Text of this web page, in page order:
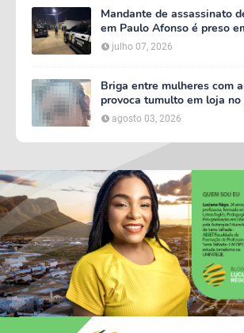
Mandante de assassinato
em Paulo Afonso é preso
Talhada; suspeito
vítima
julho 07, 2026
Briga entre mulheres com
provoca tumulto em loja
em Serra Talhada
agosto 03, 2026